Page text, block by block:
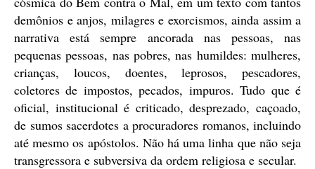
demônios e anjos, milagres e exorcismos, ainda assim a
narrativa está sempre ancorada nas pessoas, nas
pequenas pessoas, nas pobres, nas humildes: mulheres,
crianças, loucos, doentes, leprosos, pescadores,
coletores de impostos, pecados, impuros. Tudo que é
oficial, institucional é criticado, desprezado, caçoado,
de sumos sacerdotes a procuradores romanos, incluindo
até mesmo os apóstolos. Não há uma linha que não seja
transgressora e subversiva da ordem religiosa e secular.